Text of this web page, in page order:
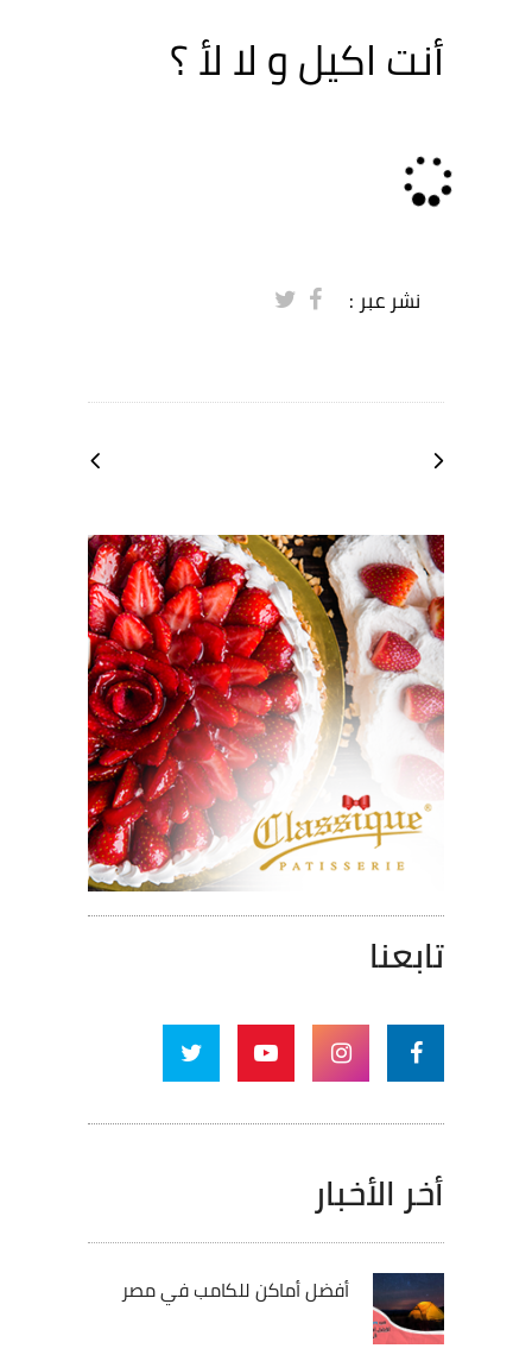
أنت اكيل و لا لأ ؟
نشر عبر :
تابعنا
أخر الأخبار
أفضل أماكن للكامب في مصر